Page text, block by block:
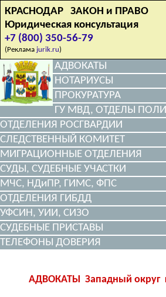
КРАСНОДАР ЗАКОН и ПРАВО
Юридическая консультация
+7 (800) 350-56-79
(Реклама jurik.ru)
АДВОКАТЫ
НОТАРИУСЫ
ПРОКУРАТУРА
ГУ МВД, ОТДЕЛЫ
ОТДЕЛЕНИЯ РОСГВАРДИИ
СЛЕДСТВЕННЫЙ КОМИТЕТ
МИГРАЦИОННЫЕ ОТДЕЛЕНИЯ
СУДЫ, СУДЕБНЫЕ УЧАСТКИ
МЧС, НДиПР, ГИМС, ФПС
ОТДЕЛЕНИЯ ГИБДД
УФСИН, УИИ, СИЗО
СУДЕБНЫЕ ПРИСТАВЫ
ТЕЛЕФОНЫ ДОВЕРИЯ
АДВОКАТЫ Западный округ